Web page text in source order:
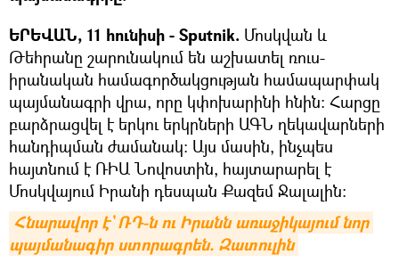
ԵՐԵՎԱՆ, 11 հունիսի - Sputnik. Մոսկվան և
Թեհրանը շարունակում են աշխատել ռուս-
իրանական համագործակցության համապարփակ
պայմանագրի վրա, որը կփոխարինի հնին։ Հարցը
բարձրացվել է երկու երկրների ԱԳՆ ղեկավարների
հանդիպման ժամանակ։ Այս մասին, ինչպես
հայտնում է ՌԻԱ Նովոստին, հայտարարել է
Մոսկվայում Իրանի դեսպան Քազեմ Ջալալին։
Հնարավոր է` ՌԴ-ն ու Իրանն առաջիկայում նոր
պայմանագիր ստորագրեն. Զատուլին